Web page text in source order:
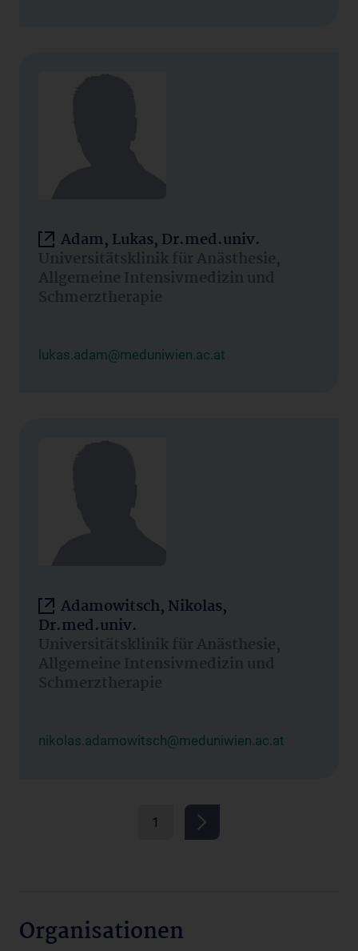
Adam, Lukas, Dr.med.univ.
Universitätsklinik für Anästhesie,
Allgemeine Intensivmedizin und
Schmerztherapie
lukas.adam@meduniwien.ac.at
Adamowitsch, Nikolas,
Dr.med.univ.
Universitätsklinik für Anästhesie,
Allgemeine Intensivmedizin und
Schmerztherapie
nikolas.adamowitsch@meduniwien.ac.at
1
Organisationen